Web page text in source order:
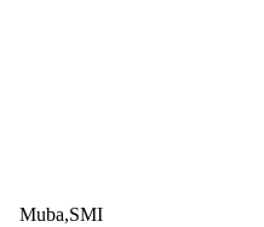
Muba,SMI